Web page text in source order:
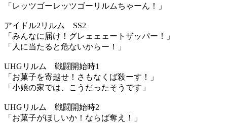
「レッツゴーレッツゴーリルムちゃーん！」
アイドル2リルム SS2
「みんなに届け！グレェェェートザッパー！」
「人に当たると危ないからー！」
UHGリルム 戦闘開始時1
「お菓子を寄越せ！さもなくば殺ーす！」
「小娘の家では、こうだったそうです」
UHGリルム 戦闘開始時2
「お菓子がほしいか！ならば奪え！」